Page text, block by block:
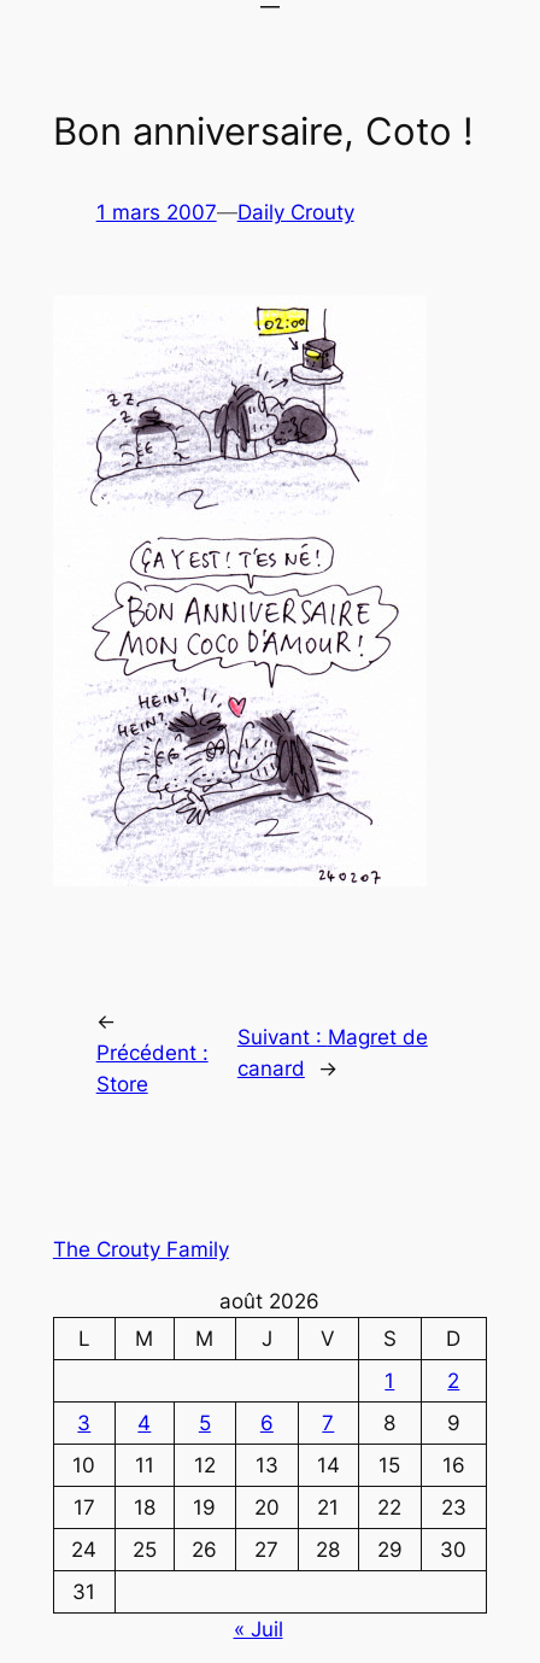
Bon anniversaire, Coto !
1 mars 2007—Daily Crouty
←
Précédent :
Store
Suivant : Magret de
canard
→
The Crouty Family
août 2026
L
M M J V S
D
1
2
3
4 5 6 7 8
9
10
11 12 13 14 15
16
17
18 19 20 21 22
23
24
25 26 27 28 29
30
31
« Juil